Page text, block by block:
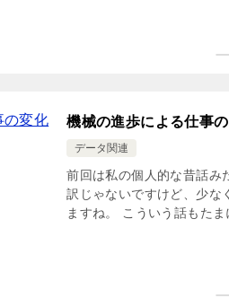
機械の進歩による仕事
データ関連
前回は私の個人的な昔話み
訳じゃないですけど、少な
ますね。 こういう話もた